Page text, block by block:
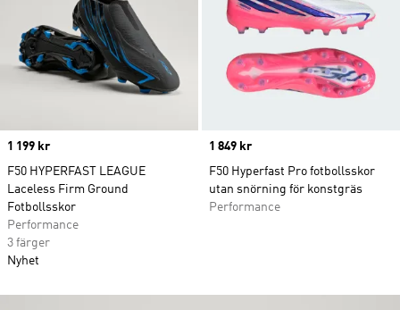
Price
1 199 kr
F50 HYPERFAST LEAGUE
Laceless Firm Ground
Fotbollsskor
Performance
3 färger
Nyhet
Price
1 849 kr
F50 Hyperfast Pro fotbollsskor
utan snörning för konstgräs
Performance